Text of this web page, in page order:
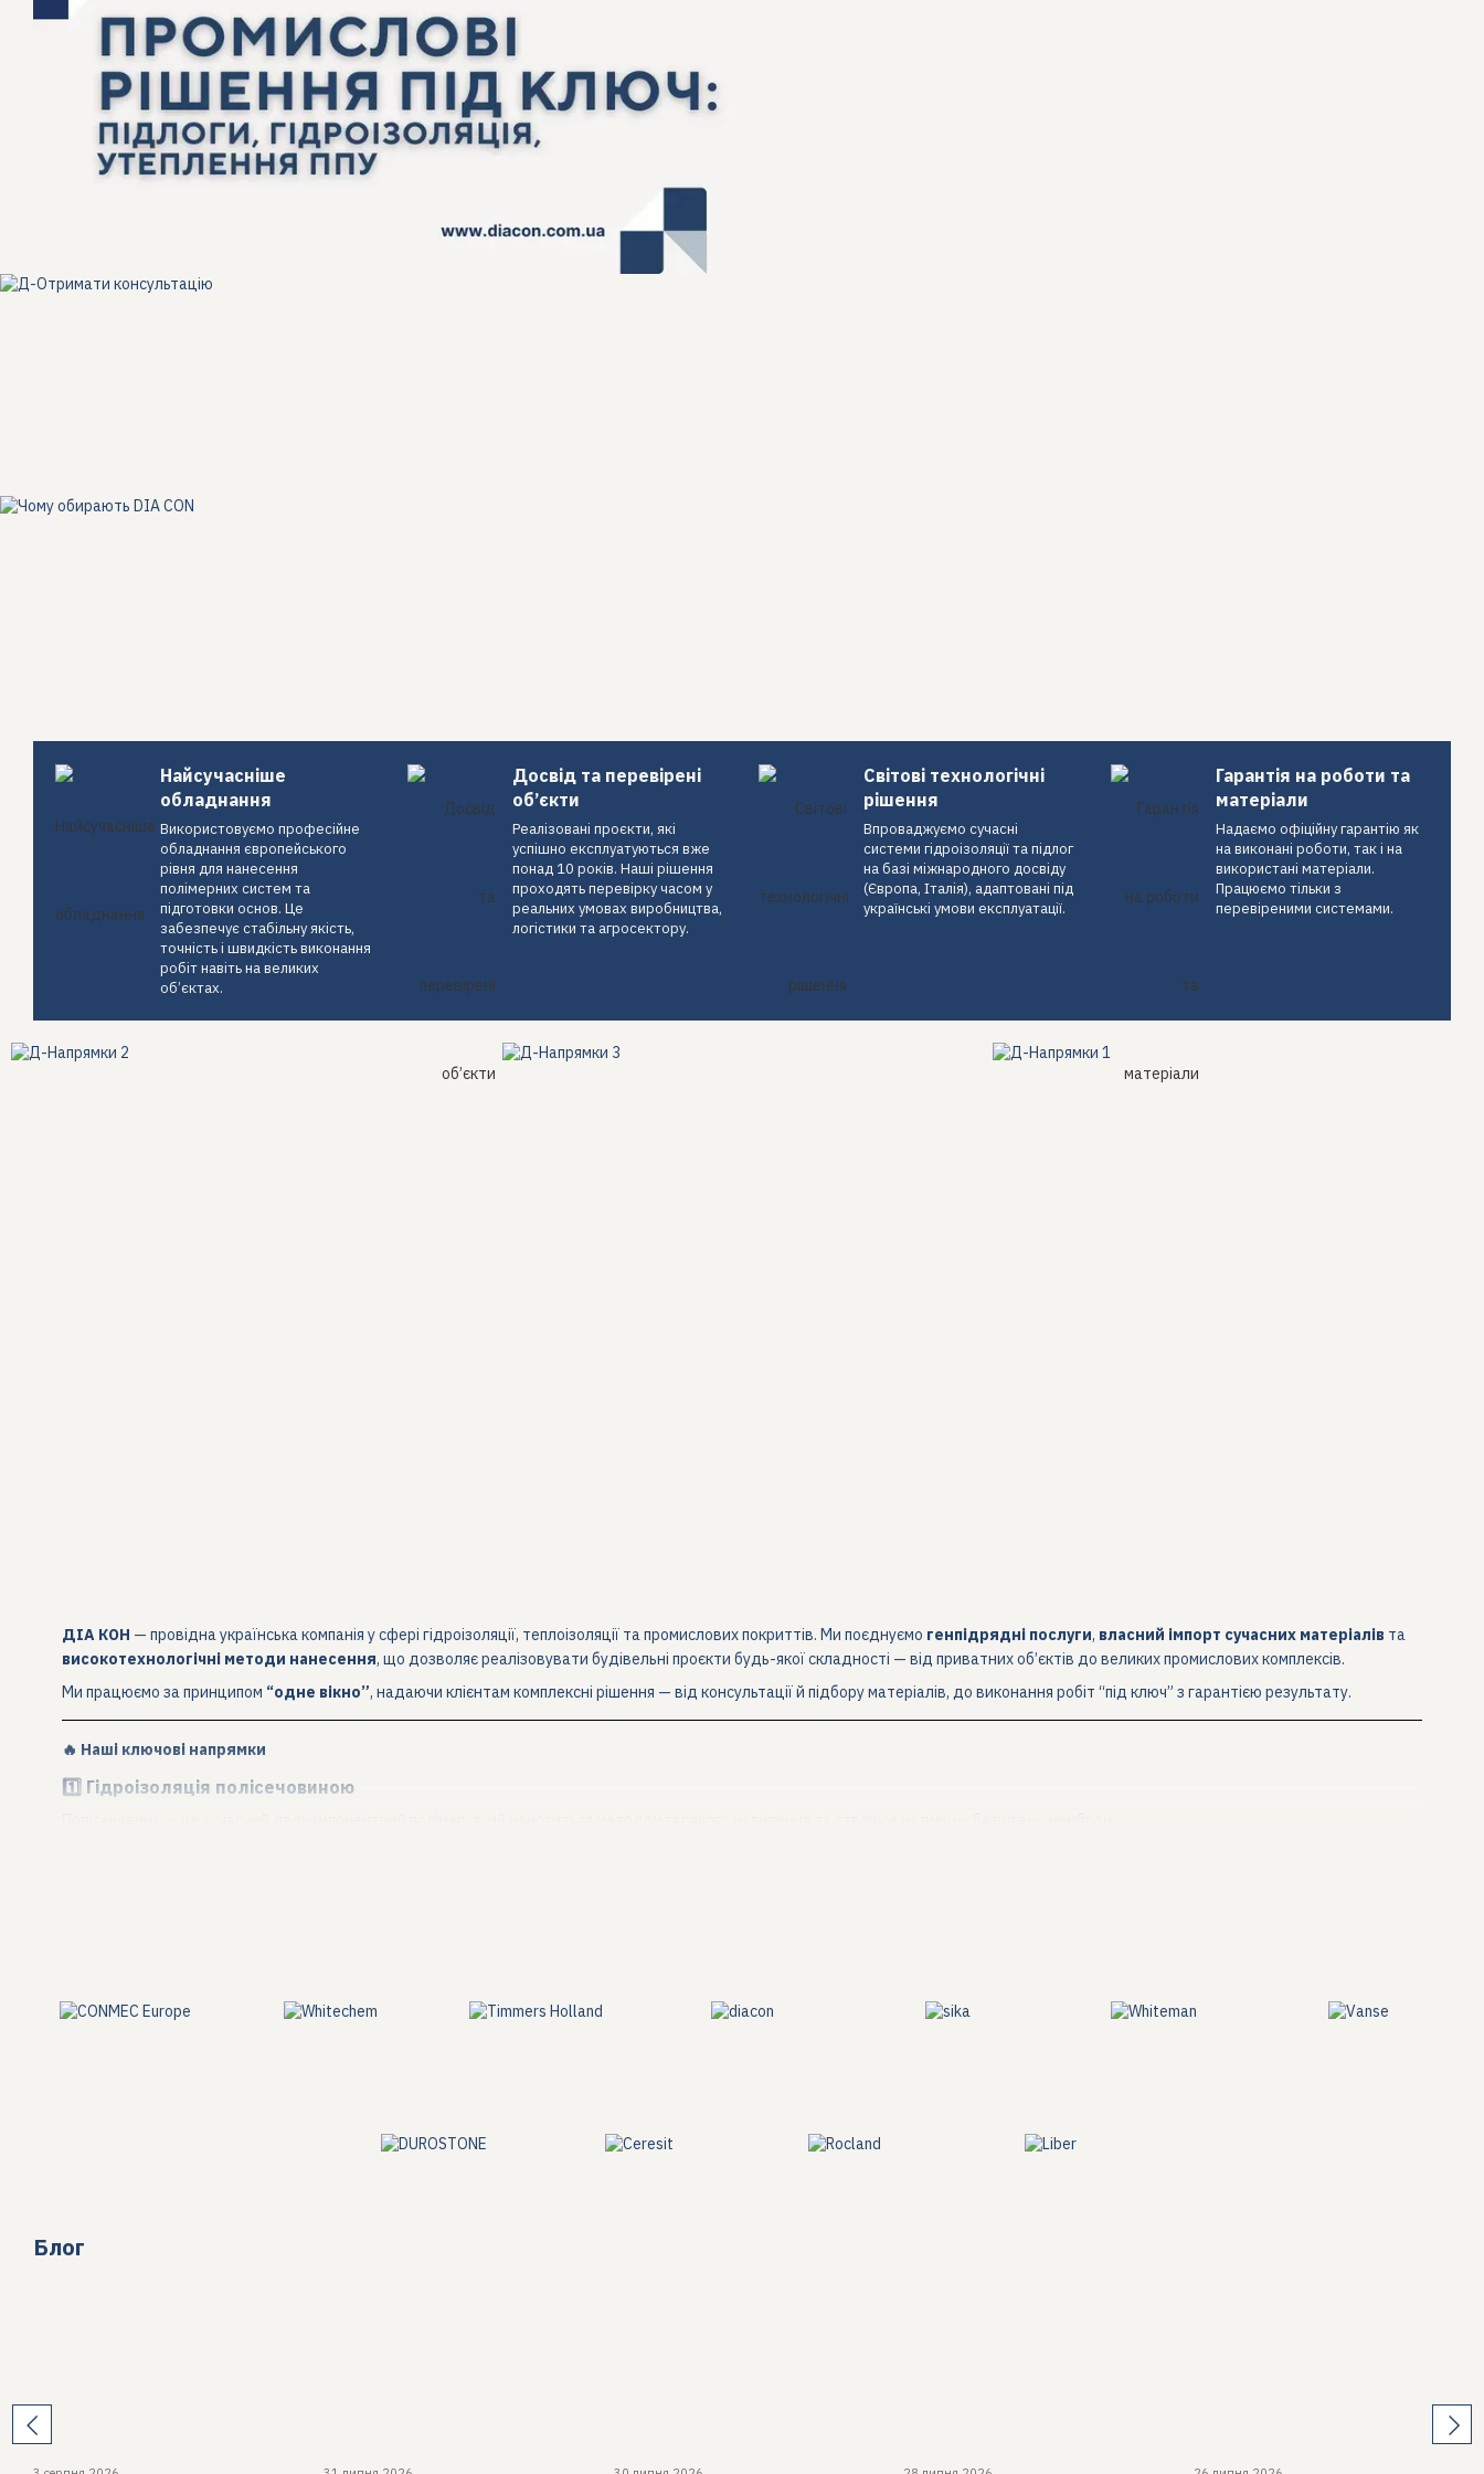
Найсучасніше
обладнання
Використовуємо професійне
обладнання європейського
рівня для нанесення
полімерних систем та
підготовки основ. Це
забезпечує стабільну якість,
точність і швидкість виконання
робіт навіть на великих
об’єктах.
Досвід та перевірені
об’єкти
Реалізовані проєкти, які
успішно експлуатуються вже
понад 10 років. Наші рішення
проходять перевірку часом у
реальних умовах виробництва,
логістики та агросектору.
Світові технологічні
рішення
Впроваджуємо сучасні
системи гідроізоляції та підлог
на базі міжнародного досвіду
(Європа, Італія), адаптовані під
українські умови експлуатації.
Гарантія на роботи та
матеріали
Надаємо офіційну гарантію як
на виконані роботи, так і на
використані матеріали.
Працюємо тільки з
перевіреними системами.
ДІА КОН — провідна українська компанія у сфері гідроізоляції, теплоізоляції та промислових покриттів. Ми поєднуємо генпідрядні послуги, власний імпорт сучасних матеріалів та
високотехнологічні методи нанесення, що дозволяє реалізовувати будівельні проєкти будь-якої складності — від приватних об’єктів до великих промислових комплексів.
Ми працюємо за принципом “одне вікно”, надаючи клієнтам комплексні рішення — від консультації й підбору матеріалів, до виконання робіт “під ключ” з гарантією результату.
🔥 Наші ключові напрямки
1️⃣ Гідроізоляція полісечовиною
промислові зони та паркінги
2️⃣ Утеплення поліуретановою піною (ППУ)
Блог